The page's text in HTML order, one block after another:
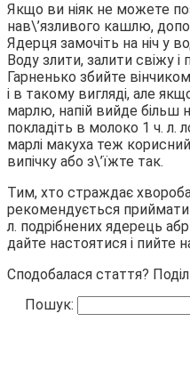
Якщо ви ніяк не можете
нав\’язливого кашлю,
Ядерця замочіть на ніч у
Воду злити, залити свіжу і
Гарненько збийте
і в такому вигляді, але
марлю, напій вийде
покладіть в молоко 1 ч. л.
марлі макуха теж
випічку або з\’їжте так.
Тим, хто страждає
рекомендується приймати
л. подрібнених ядерець
дайте настоятися і пийте
Сподобалася стаття?
Пошук: